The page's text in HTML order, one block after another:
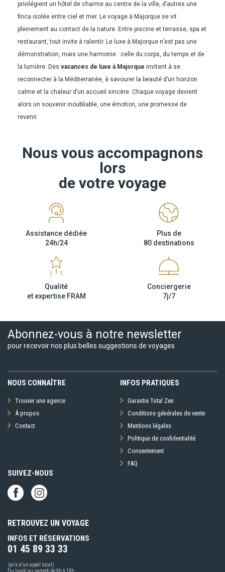
privilégient un hôtel de charme au centre de la ville, d’autres une
finca isolée entre ciel et mer. Le voyage à Majorque se vit
pleinement au contact de la nature. Entre piscine et terrasse, spa et
restaurant, tout invite à ralentir. Le luxe à Majorque n’est pas une
démonstration, mais une harmonie : celle du corps, du temps et de
la lumière. Des vacances de luxe à Majorque invitent à se
reconnecter à la Méditerranée, à savourer la beauté d’un horizon
calme et la chaleur d’un accueil sincère. Chaque voyage devient
alors un souvenir inoubliable, une émotion, une promesse de
revenir.
Nous vous accompagnons
lors
de votre voyage
Assistance dédiée
24h/24
Plus de
80 destinations
Qualité
et expertise FRAM
Conciergerie
7j/7
Abonnez-vous à notre newsletter
pour recevoir nos plus belles suggestions de voyages
NOUS CONNAÎTRE
Trouver une agence
À propos
Contact
INFOS PRATIQUES
Garantie Total Zen
Conditions générales de vente
Mentions légales
Politique de confidentialité
Consentement
FAQ
SUIVEZ-NOUS
RETROUVEZ UN VOYAGE
INFOS ET RÉSERVATIONS
01 45 89 33 33
(prix d’un appel local)